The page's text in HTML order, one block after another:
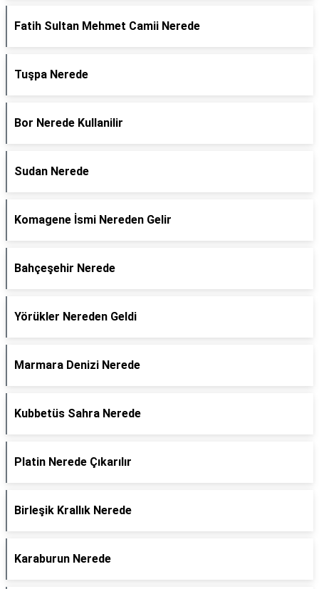
Fatih Sultan Mehmet Camii Nerede
Tuşpa Nerede
Bor Nerede Kullanilir
Sudan Nerede
Komagene İsmi Nereden Gelir
Bahçeşehir Nerede
Yörükler Nereden Geldi
Marmara Denizi Nerede
Kubbetüs Sahra Nerede
Platin Nerede Çıkarılır
Birleşik Krallık Nerede
Karaburun Nerede